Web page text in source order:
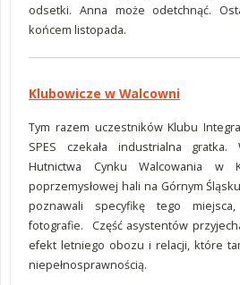
odsetki. Anna może odetchnąć.
końcem listopada.
Klubowicze w Walcowni
Tym razem uczestników Klubu
SPES czekała industrialna
Hutnictwa Cynku Walcowania w
poprzemysłowej hali na Górnym
poznawali specyfikę tego
fotografie. Część asystentów
efekt letniego obozu i relacji, które
niepełnosprawnością.